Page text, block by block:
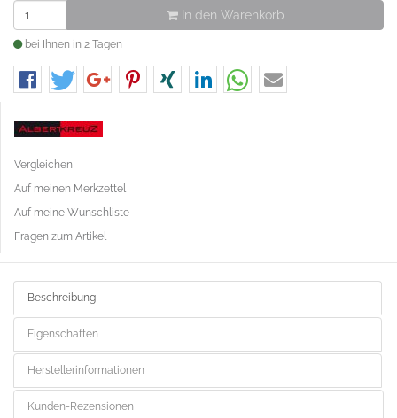
In den Warenkorb
bei Ihnen in 2 Tagen
Vergleichen
Auf meinen Merkzettel
Auf meine Wunschliste
Fragen zum Artikel
Beschreibung
Eigenschaften
Herstellerinformationen
Kunden-Rezensionen